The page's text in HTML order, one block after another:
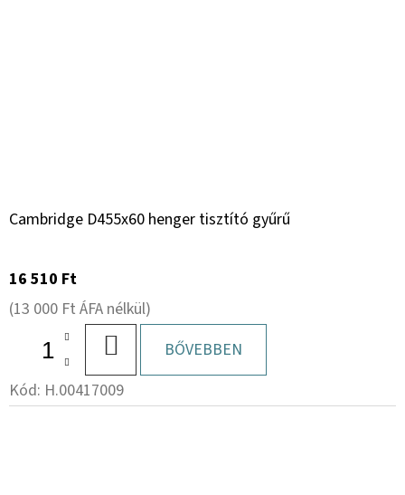
Cambridge D455x60 henger tisztító gyűrű
16 510 Ft
(13 000 Ft ÁFA nélkül)
KOSÁRBABŐVEBBEN
Kód: H.00417009